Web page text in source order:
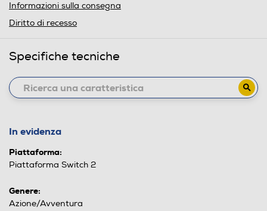
Informazioni sulla consegna
Diritto di recesso
Specifiche tecniche
In evidenza
Piattaforma:
Piattaforma Switch 2
Genere:
Azione/Avventura